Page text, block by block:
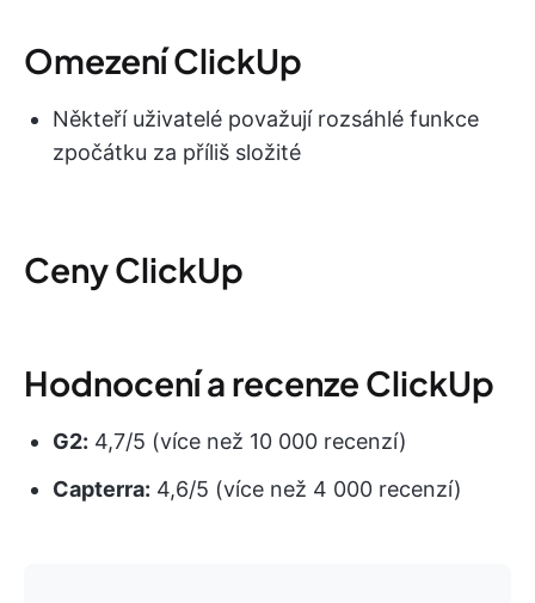
Omezení ClickUp
Někteří uživatelé považují rozsáhlé funkce
zpočátku za příliš složité
Ceny ClickUp
Hodnocení a recenze ClickUp
G2: 4,7/5 (více než 10 000 recenzí)
Capterra: 4,6/5 (více než 4 000 recenzí)